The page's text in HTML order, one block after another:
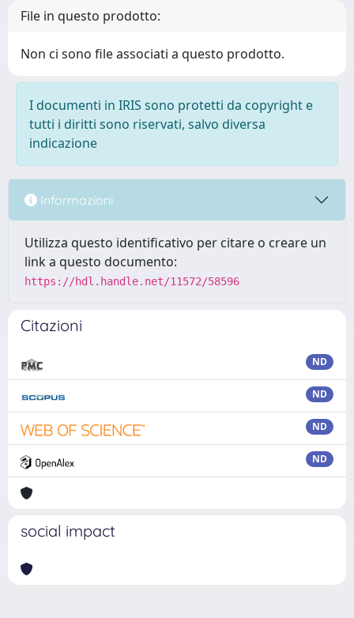
File in questo prodotto:
Non ci sono file associati a questo prodotto.
I documenti in IRIS sono protetti da copyright e
tutti i diritti sono riservati, salvo diversa
indicazione
Informazioni
Utilizza questo identificativo per citare o creare un
link a questo documento:
https://hdl.handle.net/11572/58596
Citazioni
ND
ND
ND
ND
social impact